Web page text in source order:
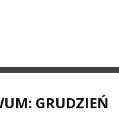
GRUDZIEŃ